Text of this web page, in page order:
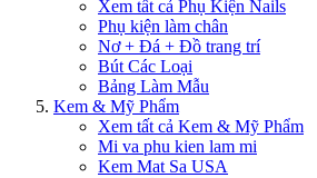
Xem tất cả Phụ Kiện Nails
Phụ kiện làm chân
Nơ + Đá + Đồ trang trí
Bút Các Loại
Bảng Làm Mẫu
Kem & Mỹ Phẩm
Xem tất cả Kem & Mỹ Phẩm
Mi va phu kien lam mi
Kem Mat Sa USA